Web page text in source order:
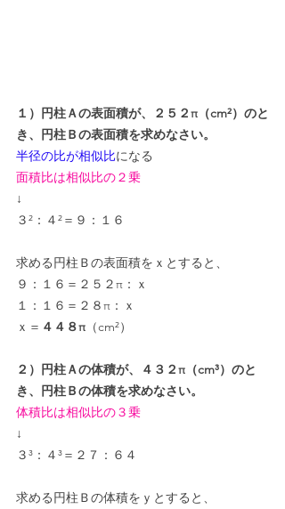
１）円柱Ａの表面積が、２５２π（cm²）のと
き、円柱Ｂの表面積を求めなさい。
半径の比が相似比になる
面積比は相似比の２乗
↓
３²：４²＝９：１６
求める円柱Ｂの表面積をｘとすると、
９：１６＝２５２π：ｘ
１：１６＝２８π：ｘ
ｘ＝ ４４８π （cm²）
２）円柱Ａの体積が、４３２π（cm³）のと
き、円柱Ｂの体積を求めなさい。
体積比は相似比の３乗
↓
３³：４³＝２７：６４
求める円柱Ｂの体積をｙとすると、